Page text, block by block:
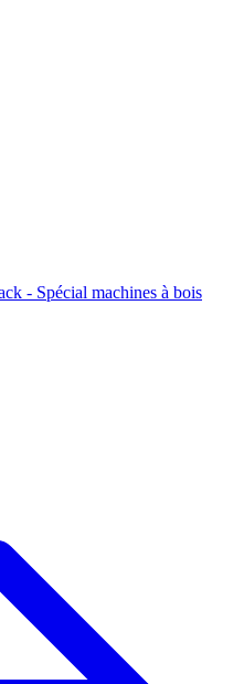
- Spécial machines à bois